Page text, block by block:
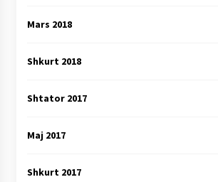
Mars 2018
Shkurt 2018
Shtator 2017
Maj 2017
Shkurt 2017